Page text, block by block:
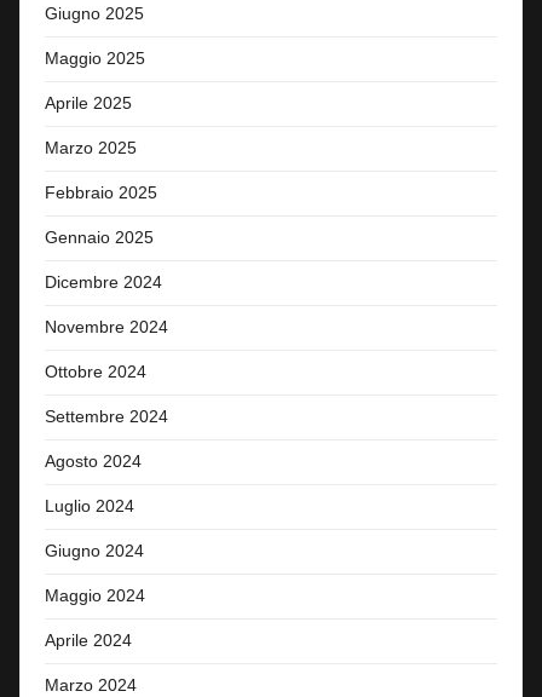
Giugno 2025
Maggio 2025
Aprile 2025
Marzo 2025
Febbraio 2025
Gennaio 2025
Dicembre 2024
Novembre 2024
Ottobre 2024
Settembre 2024
Agosto 2024
Luglio 2024
Giugno 2024
Maggio 2024
Aprile 2024
Marzo 2024